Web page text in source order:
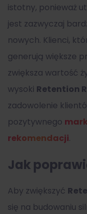
istotny, ponieważ
jest zazwyczaj
nowych. Klienci,
generują większe
zwiększa wartość
wysoki Retention
zadowolenie
pozytywnego
rekomendacji.
Jak
Aby zwiększyć
się na budowaniu